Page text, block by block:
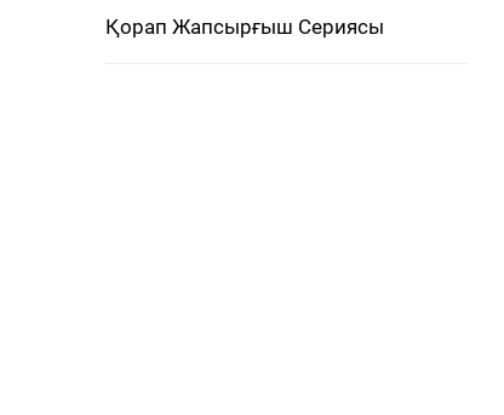
Қорап Жапсырғыш Сериясы